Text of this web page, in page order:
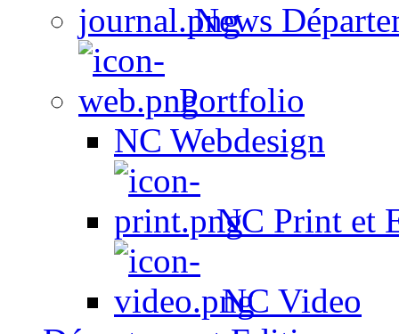
News
Portfolio
NC Webdesign
NC Print et
NC Video